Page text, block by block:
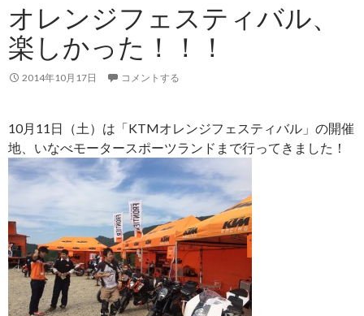
オレンジフェスティバル、
楽しかった！！！
2014年10月17日 コメントする
10月11日（土）は「KTMオレンジフェスティバル」の開催
地、いなべモータースポーツランドまで行ってきました！